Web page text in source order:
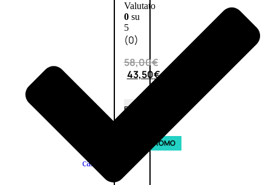
Valutato
0su
5
(0)
58,00€
43,50€
ESAURITO
carrello
PROMO